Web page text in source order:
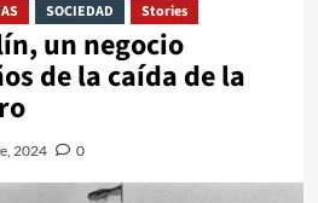
SOCIEDAD Stories
un negocio
de la caída de la
2024 0